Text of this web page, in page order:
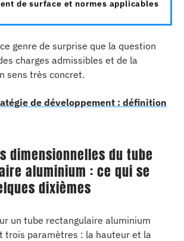
de surface et normes applicables
genre de surprise que la question
charges admissibles et de la
sens très concret.
de développement : définition
dimensionnelles du tube
aluminium : ce qui se
dixièmes
un tube rectangulaire aluminium
trois paramètres : la hauteur et la